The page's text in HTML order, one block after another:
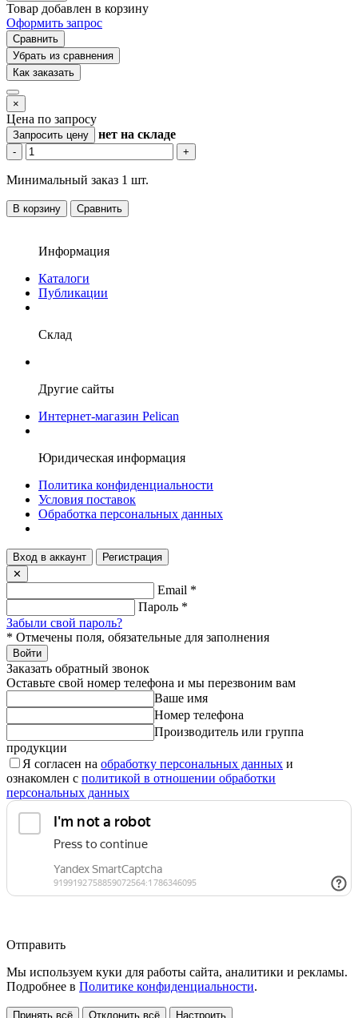
Товар добавлен в корзину
Оформить запрос
Сравнить
Убрать из сравнения
Как заказать
×
Цена по запросу
Запросить цену нет на складе
- +
Минимальный заказ 1 шт.
В корзину Сравнить
Информация
Каталоги
Публикации
Склад
Другие сайты
Интернет-магазин Pelican
Юридическая информация
Политика конфиденциальности
Условия поставок
Обработка персональных данных
Вход в аккаунт
Регистрация
✕
Email *
Пароль *
Забыли свой пароль?
* Отмечены поля, обязательные для заполнения
Войти
Заказать обратный звонок
Оставьте свой номер телефона и мы перезвоним вам
Ваше имя
Номер телефона
Производитель или группа
продукции
Я согласен на обработку персональных данных и
ознакомлен с политикой в отношении обработки
персональных данных
Отправить
Мы используем куки для работы сайта, аналитики и рекламы.
Подробнее в Политике конфиденциальности.
Принять всё Отклонить всё Настроить